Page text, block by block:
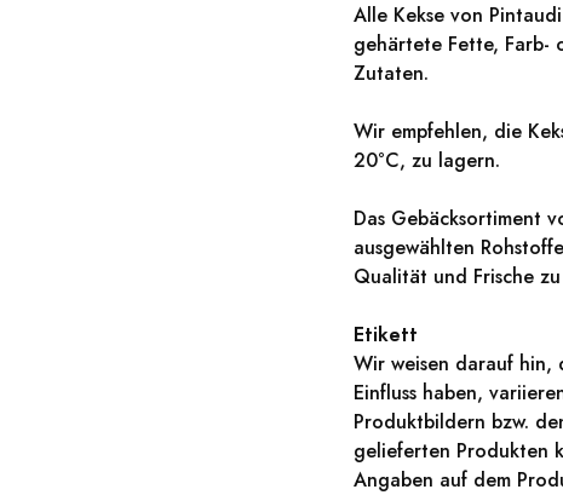
Alle Kekse von
gehärtete Fette, Farb-
Zutaten.
Wir empfehlen, die
20°C, zu lagern.
Das Gebäcksortiment
ausgewählten
Qualität und Frische
Etikett
Wir weisen darauf hin,
Einfluss haben,
Produktbildern bzw.
gelieferten Produkten
Angaben auf dem